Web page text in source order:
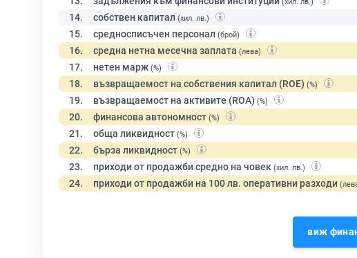
14. собствен капитал (хил. лв.)
15. средносписъчен персонал (брой)
16. средна нетна месечна заплата (лева)
17. нетен марж (%)
18. възвращаемост на собствения капитал (ROE) (%)
19. възвращаемост на активите (ROA) (%)
20. финансова автономност (%)
21. обща ликвидност (%)
22. бърза ликвидност (%)
23. приходи от продажби средно на човек (хил. лв.)
24. приходи от продажби на 100 лв. оперативни разходи
виж